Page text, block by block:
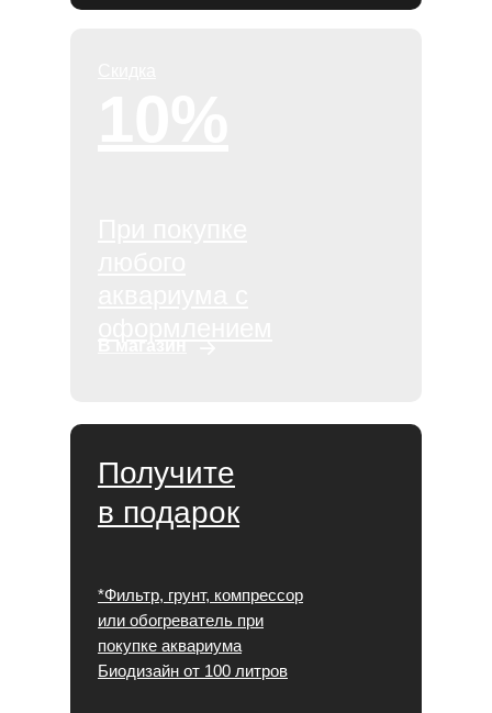
Получите
в подарок
*Фильтр, грунт, компрессор
или обогреватель при
покупке аквариума
Биодизайн от 100 литров